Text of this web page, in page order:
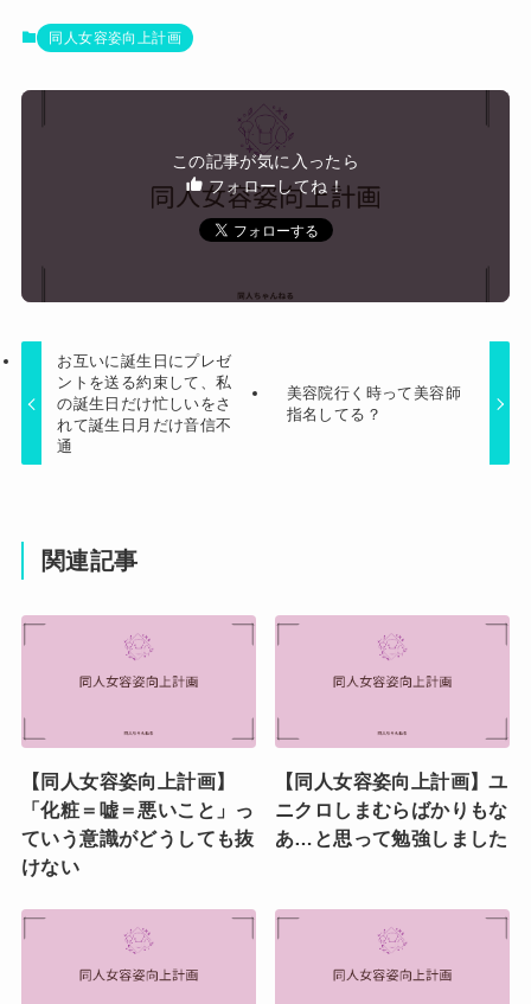
レストランで食事してたらいきなり後ろから髪を
た！妙に頭が軽くなったと思ったら…
毎回いろんな営業が飛び込んできてカッとなった
業者「うちで飼ってる犬の散歩でも行きやが
れ！」私「いいんですか！」→ すると・・・
4/6私、結婚したい職業NO.1の公務員なんですけ
ど、嫁が子供連れて家出した。全く理由は思いつ
かないけど強いてあげるとすれば母のせいかもし
れない。嫁のせいでアトピー悪化しそう→
Powered by livedoor 相互RSS
同人女容姿向上計画
この記事が気に入ったら
フォローしてね！
お互いに誕生日にプレゼ
ントを送る約束して、私
の誕生日だけ忙しいをさ
れて誕生日月だけ音信不
通
美容院行く時って美容師
指名してる？
関連記事
【同人女容姿向上計画】
「化粧＝嘘＝悪いこと」っ
ていう意識がどうしても抜
けない
【同人女容姿向上計画】ユ
ニクロしまむらばかりもな
あ…と思って勉強しました